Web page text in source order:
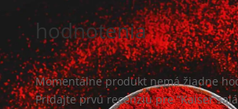
hodnotenia
Momentálne produkt nemá žiadne
Pridajte prvú recenziu pre “Kaiser